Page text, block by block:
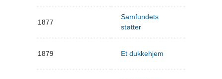
1877
Samfundets
støtter
1879 Et dukkehjem